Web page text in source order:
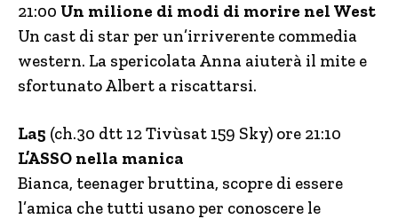
21:00 Un milione di modi di morire nel West
Un cast di star per un’irriverente commedia
western. La spericolata Anna aiuterà il mite e
sfortunato Albert a riscattarsi.
La5 (ch.30 dtt 12 Tivùsat 159 Sky) ore 21:10
L’ASSO nella manica
Bianca, teenager bruttina, scopre di essere
l’amica che tutti usano per conoscere le